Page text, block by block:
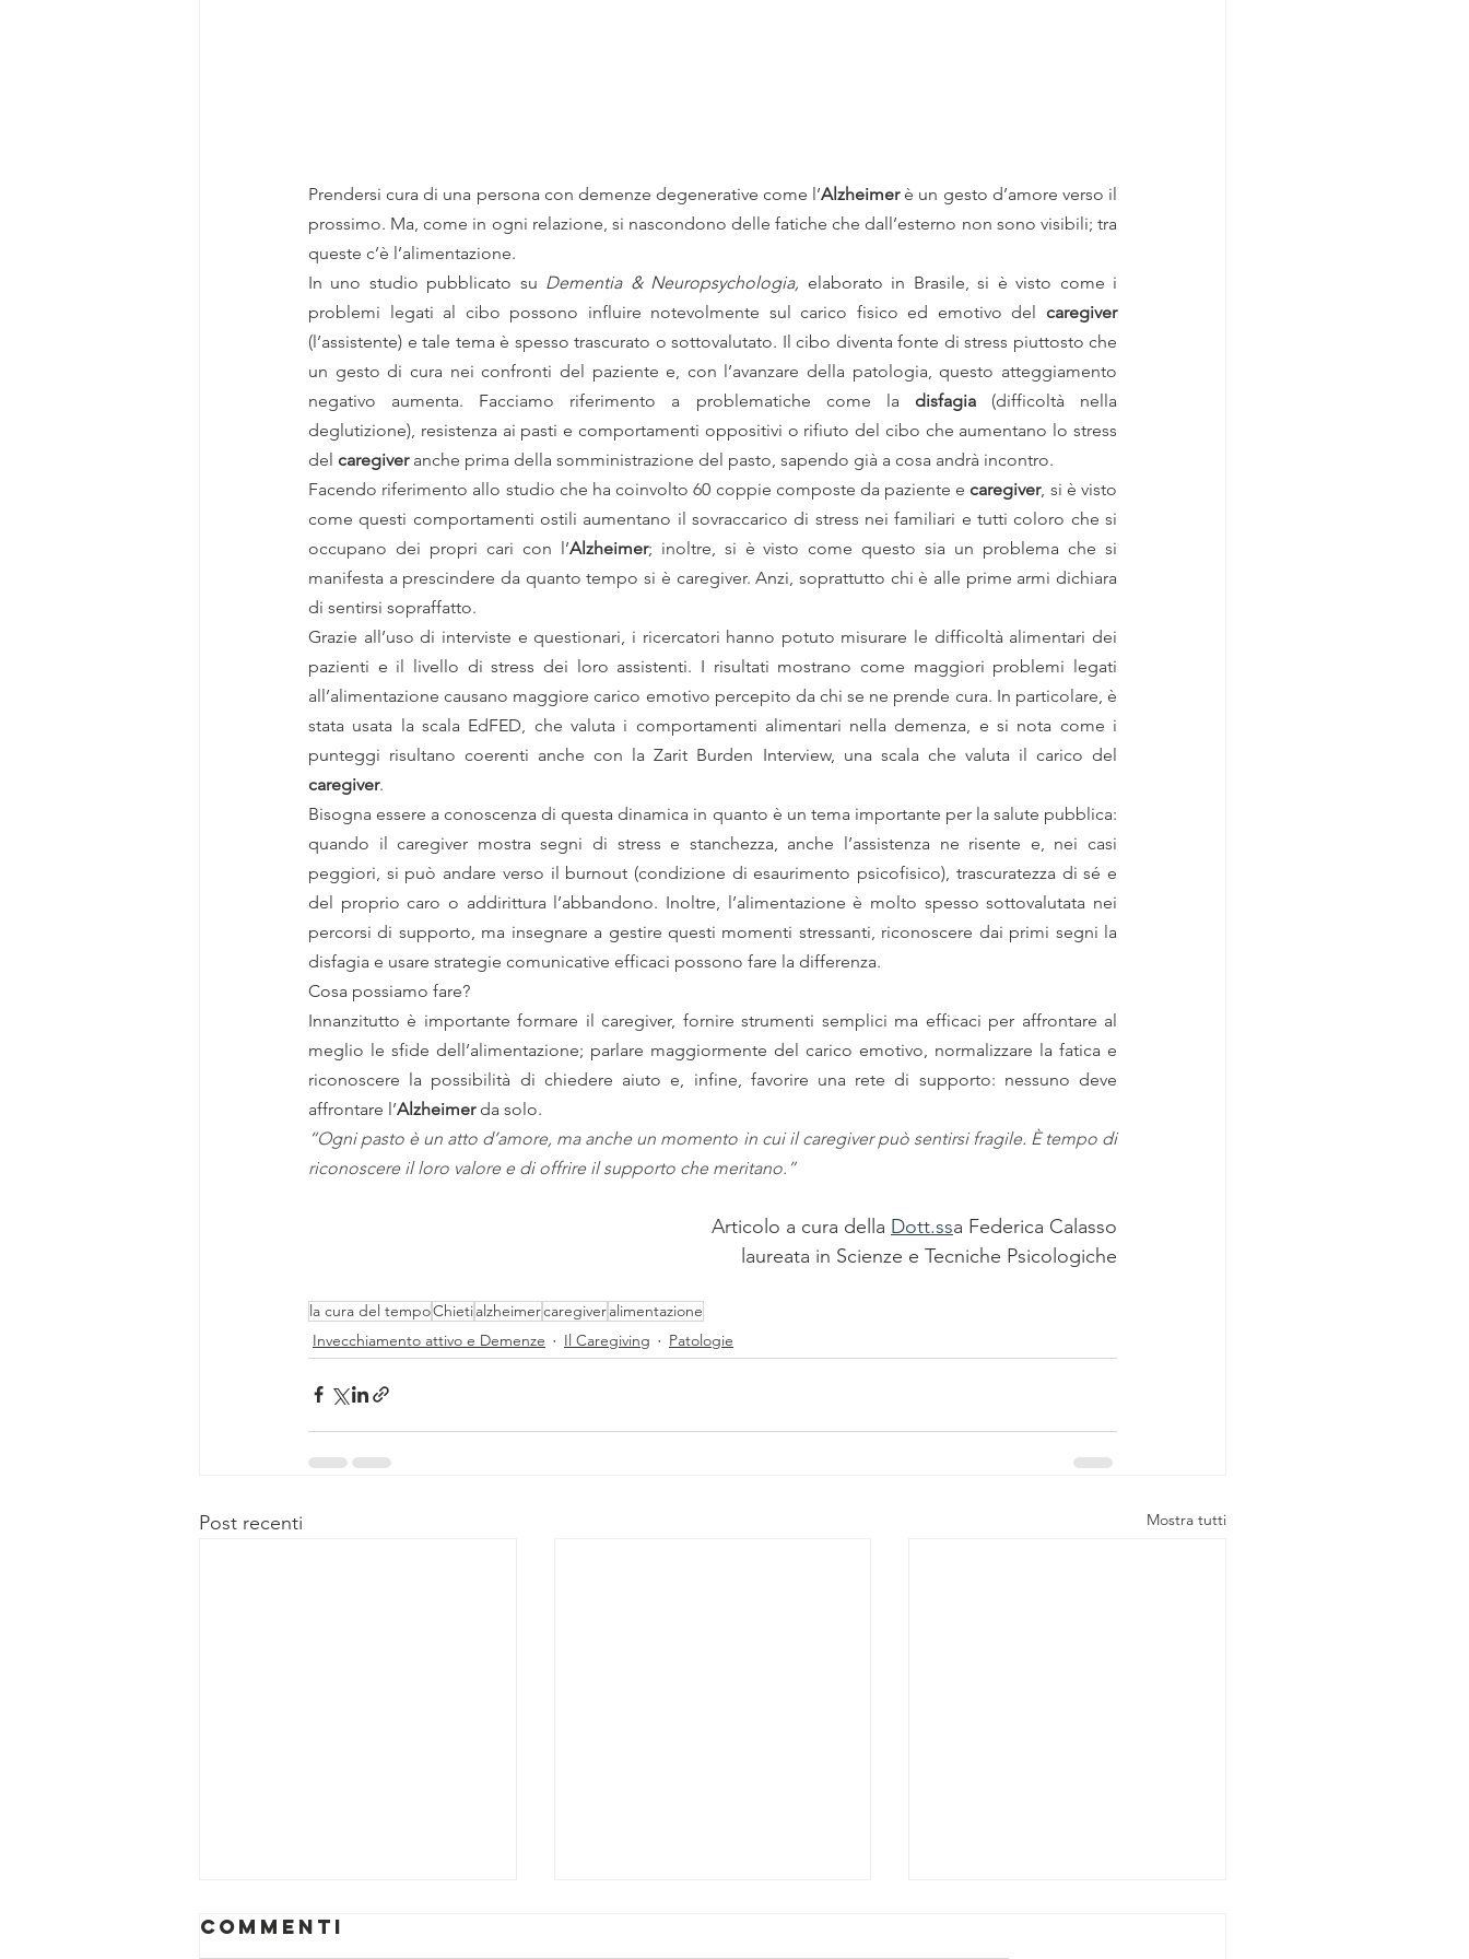
Prendersi cura di una persona con demenze degenerative come l’Alzheimer è un gesto d’amore verso il
prossimo. Ma, come in ogni relazione, si nascondono delle fatiche che dall’esterno non sono visibili; tra
queste c’è l’alimentazione.
In uno studio pubblicato su Dementia & Neuropsychologia, elaborato in Brasile, si è visto come i
problemi legati al cibo possono influire notevolmente sul carico fisico ed emotivo del
caregiver
(l’assistente) e tale tema è spesso trascurato o sottovalutato. Il cibo diventa fonte di stress piuttosto che
un gesto di cura nei confronti del paziente e, con l’avanzare della patologia, questo atteggiamento
negativo aumenta. Facciamo riferimento a problematiche come la disfagia (difficoltà nella
deglutizione), resistenza ai pasti e comportamenti oppositivi o rifiuto del cibo che aumentano lo stress
del caregiver anche prima della somministrazione del pasto, sapendo già a cosa andrà incontro.
Facendo riferimento allo studio che ha coinvolto 60 coppie composte da paziente e caregiver, si è visto
come questi comportamenti ostili aumentano il sovraccarico di stress nei familiari e tutti coloro che si
occupano dei propri cari con l’Alzheimer; inoltre, si è visto come questo sia un problema che si
manifesta a prescindere da quanto tempo si è caregiver. Anzi, soprattutto chi è alle prime armi dichiara
di sentirsi sopraffatto.
Grazie all’uso di interviste e questionari, i ricercatori hanno potuto misurare le difficoltà alimentari dei
pazienti e il livello di stress dei loro assistenti. I risultati mostrano come maggiori problemi legati
all’alimentazione causano maggiore carico emotivo percepito da chi se ne prende cura. In particolare, è
stata usata la scala EdFED, che valuta i comportamenti alimentari nella demenza, e si nota come i
caregiver.
Bisogna essere a conoscenza di questa dinamica in quanto è un tema importante per la salute pubblica:
quando il caregiver mostra segni di stress e stanchezza, anche l’assistenza ne risente e, nei casi
peggiori, si può andare verso il burnout (condizione di esaurimento psicofisico), trascuratezza di sé e
del proprio caro o addirittura l’abbandono. Inoltre, l’alimentazione è molto spesso sottovalutata nei
percorsi di supporto, ma insegnare a gestire questi momenti stressanti, riconoscere dai primi segni la
disfagia e usare strategie comunicative efficaci possono fare la differenza.
Cosa possiamo fare?
Innanzitutto è importante formare il caregiver, fornire strumenti semplici ma efficaci per affrontare al
meglio le sfide dell’alimentazione; parlare maggiormente del carico emotivo, normalizzare la fatica e
riconoscere la possibilità di chiedere aiuto e, infine, favorire una rete di supporto: nessuno deve
affrontare l’Alzheimer da solo.
“Ogni pasto è un atto d’amore, ma anche un momento in cui il caregiver può sentirsi fragile. È tempo di
riconoscere il loro valore e di offrire il supporto che meritano.”
Articolo a cura della Dott.ssa Federica Calasso
laureata in Scienze e Tecniche Psicologiche
la cura del tempoChietialzheimercaregiveralimentazione
Invecchiamento attivo e Demenze
Il Caregiving Patologie
Post recenti Mostra tutti
Commenti